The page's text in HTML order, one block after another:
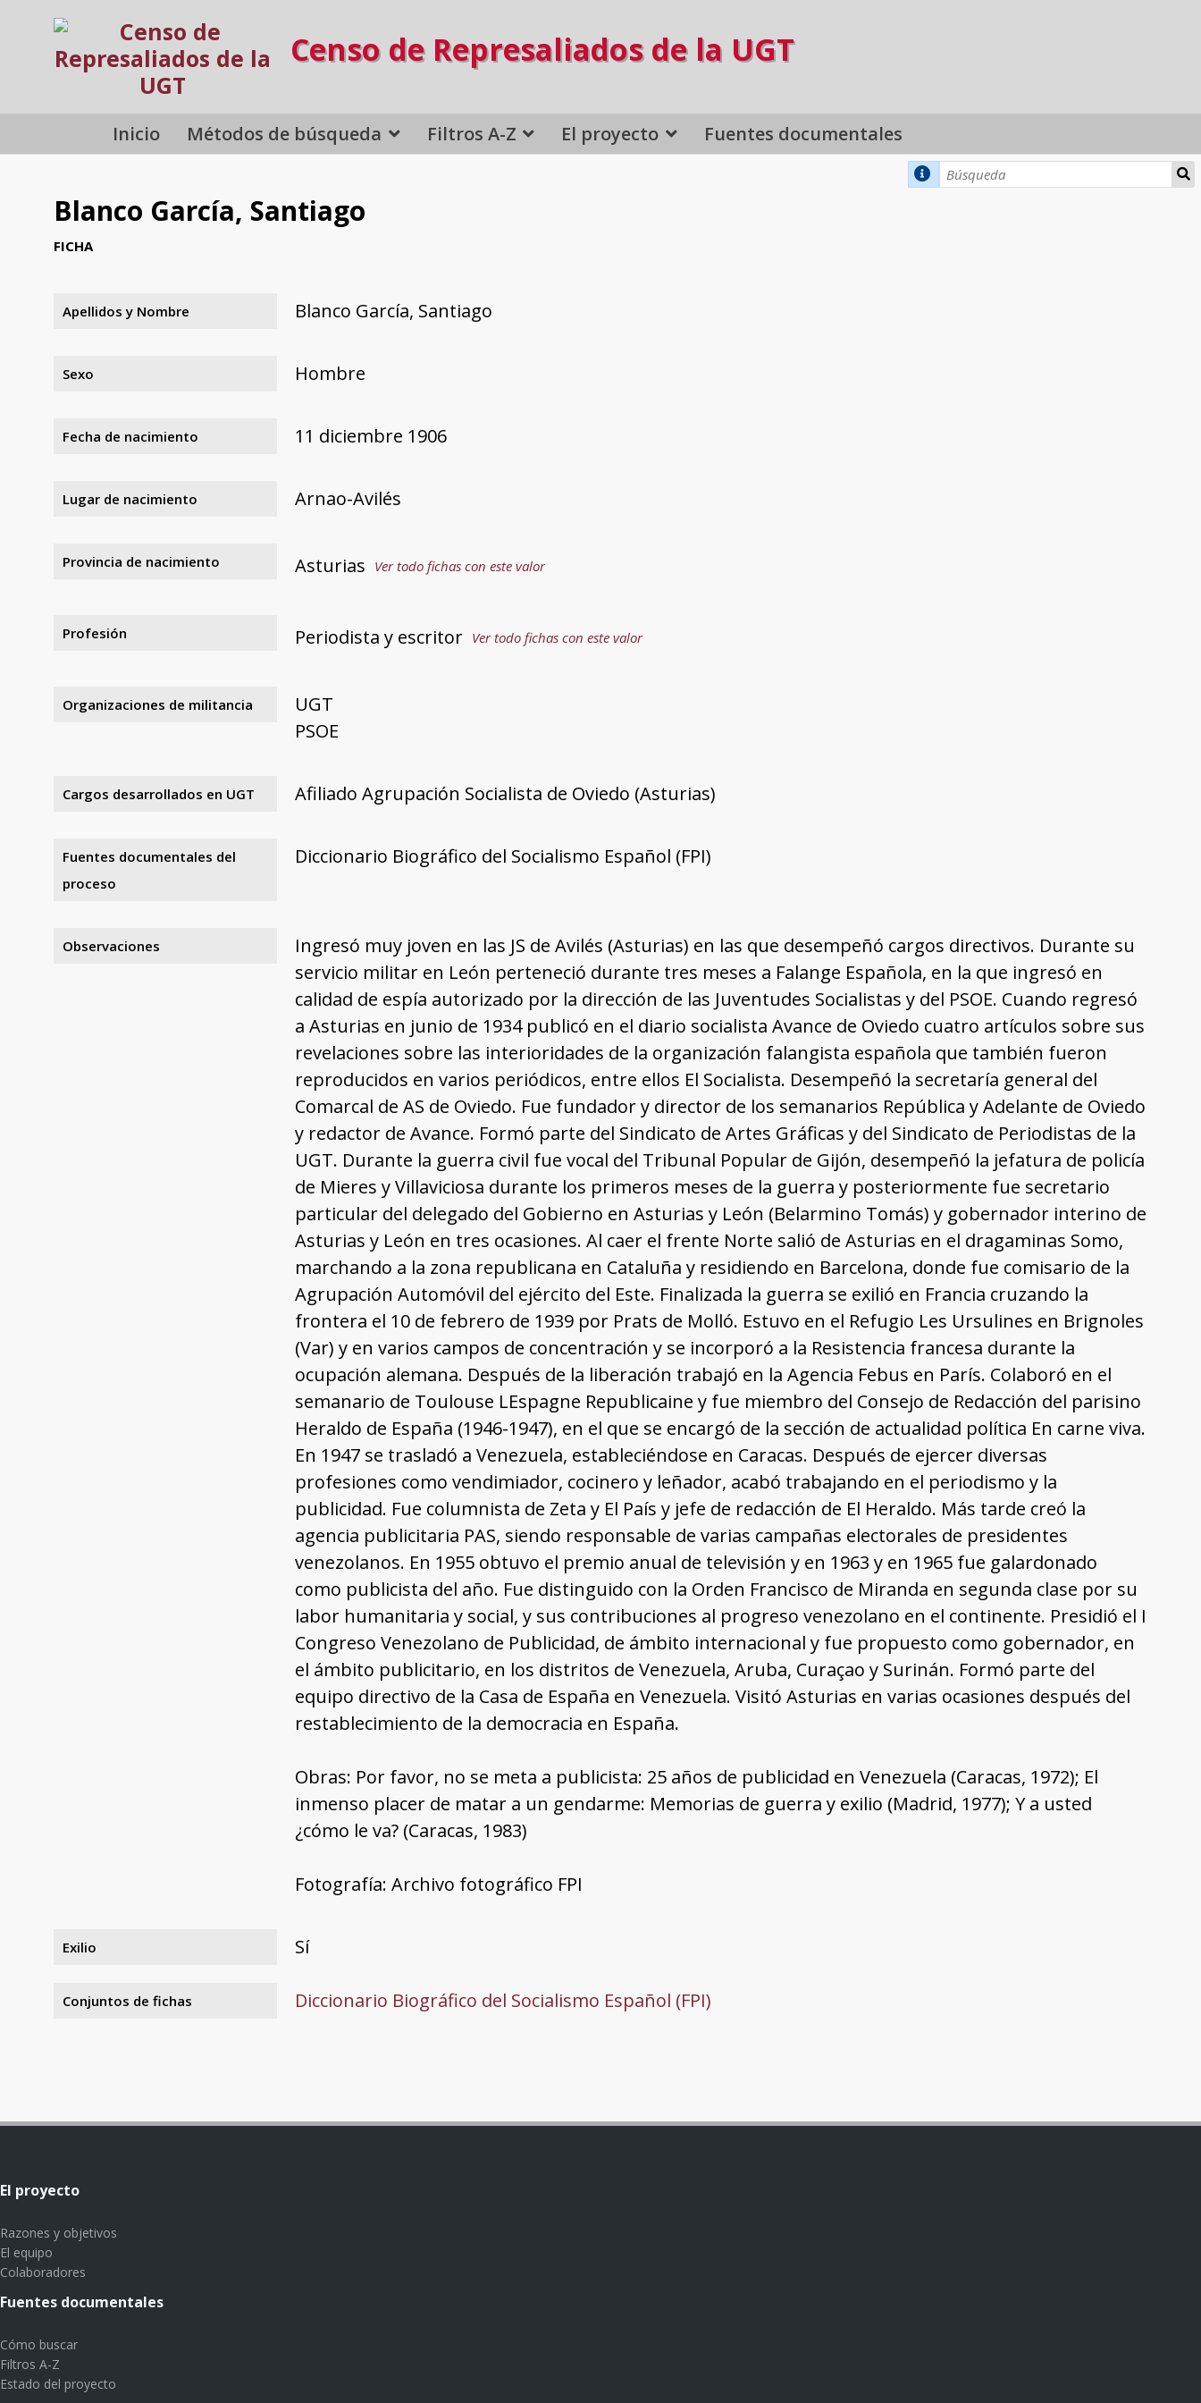
Censo de Represaliados de la UGT
Inicio Métodos de búsqueda Filtros A-Z El proyecto Fuentes documentales
Blanco García, Santiago
FICHA
Apellidos y Nombre Blanco García, Santiago
Sexo Hombre
Fecha de nacimiento 11 diciembre 1906
Lugar de nacimiento Arnao-Avilés
Provincia de nacimiento Asturias Ver todo fichas con este valor
Profesión Periodista y escritor Ver todo fichas con este valor
Organizaciones de militancia
UGT
PSOE
Cargos desarrollados en UGT Afiliado Agrupación Socialista de Oviedo (Asturias)
Fuentes documentales del
proceso
Diccionario Biográfico del Socialismo Español (FPI)
Observaciones
Ingresó muy joven en las JS de Avilés (Asturias) en las que desempeñó cargos directivos. Durante su
servicio militar en León perteneció durante tres meses a Falange Española, en la que ingresó en
calidad de espía autorizado por la dirección de las Juventudes Socialistas y del PSOE. Cuando regresó
a Asturias en junio de 1934 publicó en el diario socialista Avance de Oviedo cuatro artículos sobre sus
revelaciones sobre las interioridades de la organización falangista española que también fueron
reproducidos en varios periódicos, entre ellos El Socialista. Desempeñó la secretaría general del
Comarcal de AS de Oviedo. Fue fundador y director de los semanarios República y Adelante de Oviedo
y redactor de Avance. Formó parte del Sindicato de Artes Gráficas y del Sindicato de Periodistas de la
UGT. Durante la guerra civil fue vocal del Tribunal Popular de Gijón, desempeñó la jefatura de policía
de Mieres y Villaviciosa durante los primeros meses de la guerra y posteriormente fue secretario
particular del delegado del Gobierno en Asturias y León (Belarmino Tomás) y gobernador interino de
Asturias y León en tres ocasiones. Al caer el frente Norte salió de Asturias en el dragaminas Somo,
marchando a la zona republicana en Cataluña y residiendo en Barcelona, donde fue comisario de la
Agrupación Automóvil del ejército del Este. Finalizada la guerra se exilió en Francia cruzando la
frontera el 10 de febrero de 1939 por Prats de Molló. Estuvo en el Refugio Les Ursulines en Brignoles
(Var) y en varios campos de concentración y se incorporó a la Resistencia francesa durante la
ocupación alemana. Después de la liberación trabajó en la Agencia Febus en París. Colaboró en el
semanario de Toulouse LEspagne Republicaine y fue miembro del Consejo de Redacción del parisino
Heraldo de España (1946-1947), en el que se encargó de la sección de actualidad política En carne viva.
En 1947 se trasladó a Venezuela, estableciéndose en Caracas. Después de ejercer diversas
profesiones como vendimiador, cocinero y leñador, acabó trabajando en el periodismo y la
publicidad. Fue columnista de Zeta y El País y jefe de redacción de El Heraldo. Más tarde creó la
agencia publicitaria PAS, siendo responsable de varias campañas electorales de presidentes
venezolanos. En 1955 obtuvo el premio anual de televisión y en 1963 y en 1965 fue galardonado
como publicista del año. Fue distinguido con la Orden Francisco de Miranda en segunda clase por su
labor humanitaria y social, y sus contribuciones al progreso venezolano en el continente. Presidió el I
Congreso Venezolano de Publicidad, de ámbito internacional y fue propuesto como gobernador, en
el ámbito publicitario, en los distritos de Venezuela, Aruba, Curaçao y Surinán. Formó parte del
equipo directivo de la Casa de España en Venezuela. Visitó Asturias en varias ocasiones después del
restablecimiento de la democracia en España.
Obras: Por favor, no se meta a publicista: 25 años de publicidad en Venezuela (Caracas, 1972); El
inmenso placer de matar a un gendarme: Memorias de guerra y exilio (Madrid, 1977); Y a usted
¿cómo le va? (Caracas, 1983)
Fotografía: Archivo fotográfico FPI
Exilio Sí
Conjuntos de fichas Diccionario Biográfico del Socialismo Español (FPI)
El proyecto
Razones y objetivos
El equipo
Colaboradores
Fuentes documentales
Cómo buscar
Filtros A-Z
Estado del proyecto